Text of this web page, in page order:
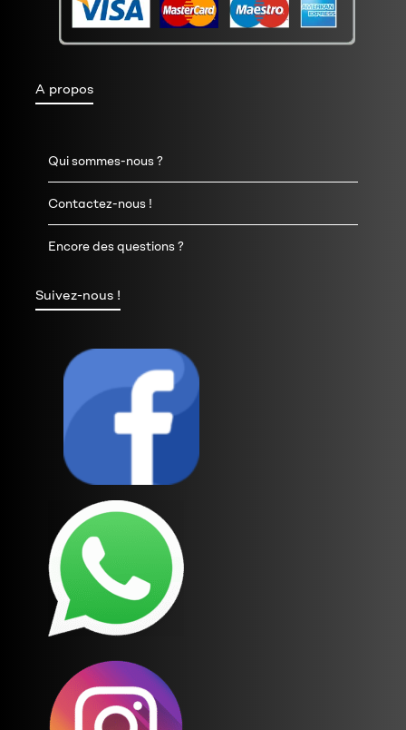
A propos
Qui sommes-nous ?
Contactez-nous !
Encore des questions ?
Suivez-nous !